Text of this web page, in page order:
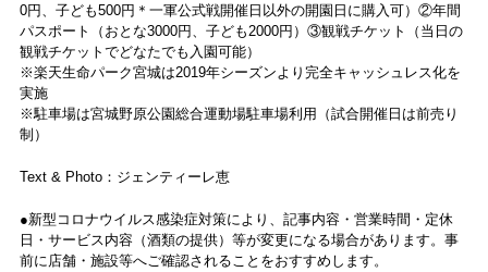
0円、子ども500円＊一軍公式戦開催日以外の開園日に購入可）②年間
パスポート（おとな3000円、子ども2000円）③観戦チケット（当日の
観戦チケットでどなたでも入園可能）
※楽天生命パーク宮城は2019年シーズンより完全キャッシュレス化を
実施
※駐車場は宮城野原公園総合運動場駐車場利用（試合開催日は前売り
制）
Text & Photo：ジェンティーレ恵
●新型コロナウイルス感染症対策により、記事内容・営業時間・定休
日・サービス内容（酒類の提供）等が変更になる場合があります。事
前に店舗・施設等へご確認されることをおすすめします。